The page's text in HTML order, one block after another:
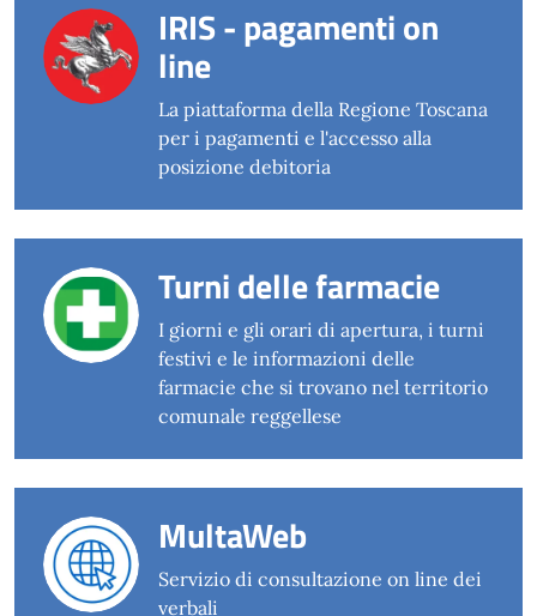
IRIS - pagamenti on
line
La piattaforma della Regione Toscana
per i pagamenti e l'accesso alla
posizione debitoria
Turni delle farmacie
I giorni e gli orari di apertura, i turni
festivi e le informazioni delle
farmacie che si trovano nel territorio
comunale reggellese
MultaWeb
Servizio di consultazione on line dei
verbali